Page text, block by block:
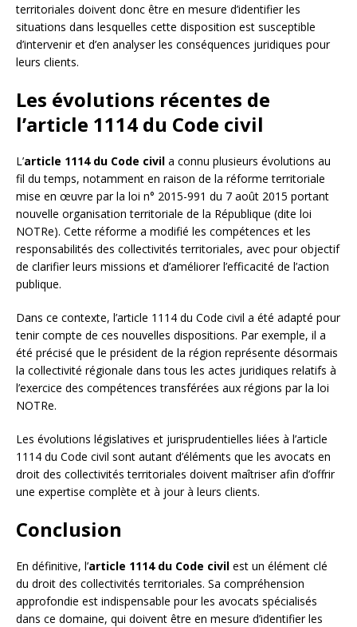
territoriales doivent donc être en mesure d’identifier les
situations dans lesquelles cette disposition est susceptible
d’intervenir et d’en analyser les conséquences juridiques pour
leurs clients.
Les évolutions récentes de
l’article 1114 du Code civil
L’article 1114 du Code civil a connu plusieurs évolutions au
fil du temps, notamment en raison de la réforme territoriale
mise en œuvre par la loi n° 2015-991 du 7 août 2015 portant
nouvelle organisation territoriale de la République (dite loi
NOTRe). Cette réforme a modifié les compétences et les
responsabilités des collectivités territoriales, avec pour objectif
de clarifier leurs missions et d’améliorer l’efficacité de l’action
publique.
Dans ce contexte, l’article 1114 du Code civil a été adapté pour
tenir compte de ces nouvelles dispositions. Par exemple, il a
été précisé que le président de la région représente désormais
la collectivité régionale dans tous les actes juridiques relatifs à
l’exercice des compétences transférées aux régions par la loi
NOTRe.
Les évolutions législatives et jurisprudentielles liées à l’article
1114 du Code civil sont autant d’éléments que les avocats en
droit des collectivités territoriales doivent maîtriser afin d’offrir
une expertise complète et à jour à leurs clients.
Conclusion
En définitive, l’article 1114 du Code civil est un élément clé
du droit des collectivités territoriales. Sa compréhension
approfondie est indispensable pour les avocats spécialisés
dans ce domaine, qui doivent être en mesure d’identifier les